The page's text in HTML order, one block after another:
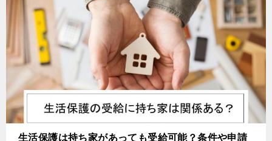
生活保護は持ち家があっても受給可能？条件や申請